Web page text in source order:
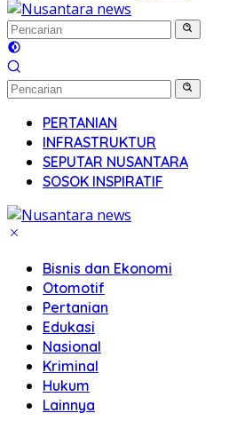
PERTANIAN
INFRASTRUKTUR
SEPUTAR NUSANTARA
SOSOK INSPIRATIF
Bisnis dan Ekonomi
Otomotif
Pertanian
Edukasi
Nasional
Kriminal
Hukum
Lainnya